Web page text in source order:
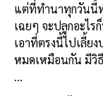
แต่ที่ทำนาทุกวันนี้
เฉยๆ จะปลูกอะไ
เอาที่ตรงนี้ไปเลี้ย
หมดเหมือนกัน มีวิ
…